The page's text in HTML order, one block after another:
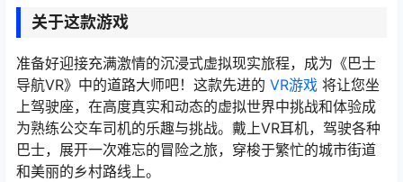
关于这款游戏
准备好迎接充满激情的沉浸式虚拟现实旅程，成为《巴士
导航VR》中的道路大师吧！这款先进的 VR游戏 将让您坐
上驾驶座，在高度真实和动态的虚拟世界中挑战和体验成
为熟练公交车司机的乐趣与挑战。戴上VR耳机，驾驶各种
巴士，展开一次难忘的冒险之旅，穿梭于繁忙的城市街道
和美丽的乡村路线上。